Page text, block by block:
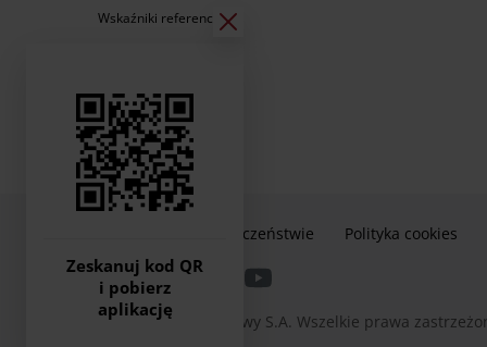
Zeskanuj kod QR
i pobierz
aplikację
Wskaźniki referencyjne
Informacje o bezpieczeństwie Polityka cookies
2026 © Bank Pocztowy S.A. Wszelkie prawa